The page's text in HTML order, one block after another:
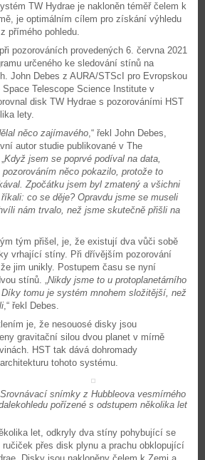
TW Hydrae je nakloněn téměř čelem k
je optimálním cílem pro získání výhledu
přímého pohledu.
pozorováních provedených 6. června 2021
určeného ke sledování stínů na
John Debes z AURA/STScI pro Evropskou
Space Telescope Science Institute v
disk TW Hydrae s pozorováními HST
lety.
něco zajímavého,“ řekl John Debes,
autor studie publikované v The
Když jsem se poprvé podíval na data,
něco pokazilo, protože to
Zpočátku jsem byl zmatený a všichni
co se děje? Opravdu jsme se museli
nám trvalo, než jsme skutečně přišli na
tým přišel, je, že existují dva vůči sobě
vrhající stíny. Při dřívějším pozorování
jim unikly. Postupem času se nyní
stínů. „Nikdy jsme to u protoplanetárního
tomu je systém mnohem složitější, než
,“ řekl Debes.
je, že nesouosé disky jsou
gravitační silou dvou planet v mírně
HST tak dává dohromady
tohoto systému.
Srovnávací snímky z Hubbleova vesmírného
pořízené s odstupem několika let
let, odkryly dva stíny pohybující se
ručiček přes disk plynu a prachu obklopující